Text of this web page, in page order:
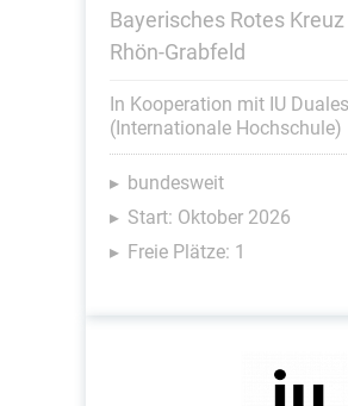
Bayerisches Rotes
Rhön-Grabfeld
In Kooperation mit IU
(Internationale Hochschule)
bundesweit
Start: Oktober 2026
Freie Plätze: 1